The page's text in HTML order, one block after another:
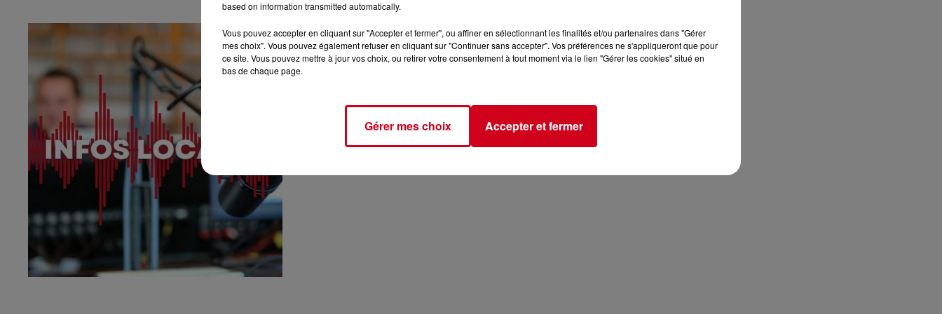
RDC infos locales
based on information transmitted automatically.
Vous pouvez accepter en cliquant sur "Accepter et fermer", ou affiner en sélectionnant les finalités et/ou partenaires dans "Gérer
mes choix". Vous pouvez également refuser en cliquant sur "Continuer sans accepter". Vos préférences ne s'appliqueront que pour
ce site. Vous pouvez mettre à jour vos choix, ou retirer votre consentement à tout moment via le lien "Gérer les cookies" situé en
bas de chaque page.
Gérer mes choix Accepter et fermer